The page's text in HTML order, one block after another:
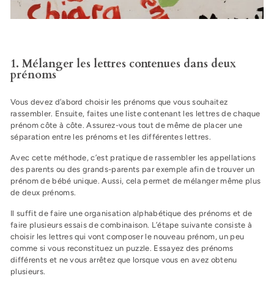
1. Mélanger les lettres contenues dans deux
prénoms
Vous devez d’abord choisir les prénoms que vous souhaitez
rassembler. Ensuite, faites une liste contenant les lettres de chaque
prénom côte à côte. Assurez-vous tout de même de placer une
séparation entre les prénoms et les différentes lettres.
Avec cette méthode, c’est pratique de rassembler les appellations
des parents ou des grands-parents par exemple afin de trouver un
prénom de bébé unique. Aussi, cela permet de mélanger même plus
de deux prénoms.
Il suffit de faire une organisation alphabétique des prénoms et de
faire plusieurs essais de combinaison. L’étape suivante consiste à
choisir les lettres qui vont composer le nouveau prénom, un peu
comme si vous reconstituez un puzzle. Essayez des prénoms
différents et ne vous arrêtez que lorsque vous en avez obtenu
plusieurs.